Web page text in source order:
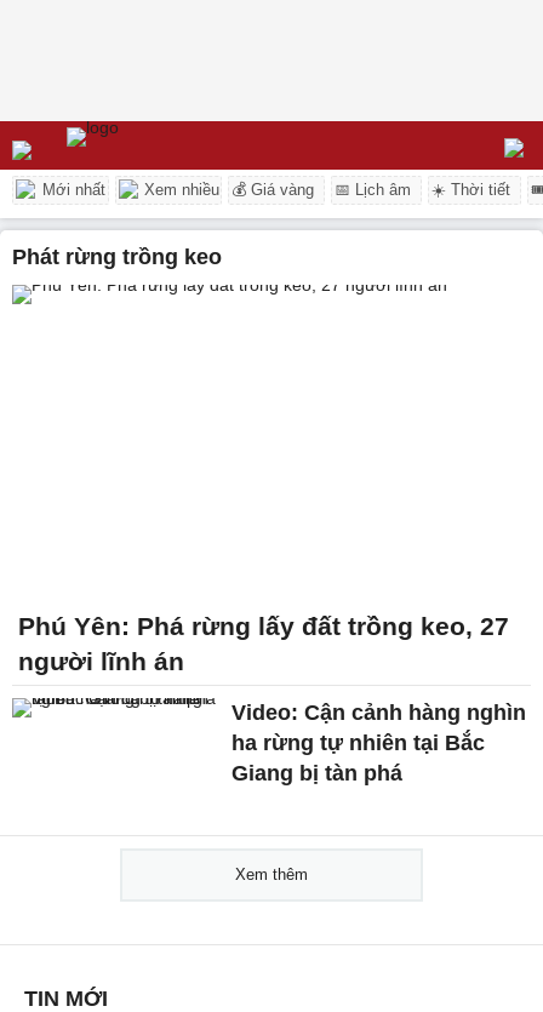
Mới nhất Xem nhiều 💰 Giá vàng 📅 Lịch âm ☀️ Thời tiết
phát rừng trồng keo
Phú Yên: Phá rừng lấy đất trồng keo, 27
người lĩnh án
Video: Cận cảnh hàng nghìn
ha rừng tự nhiên tại Bắc
Giang bị tàn phá
Xem thêm
TIN MỚI